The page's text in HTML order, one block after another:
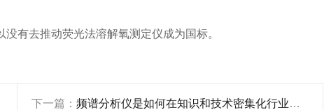
有去推动荧光法溶解氧测定仪成为国标。
下一篇：频谱分析仪是如何在知识和技术密集化行业中发展和更新的